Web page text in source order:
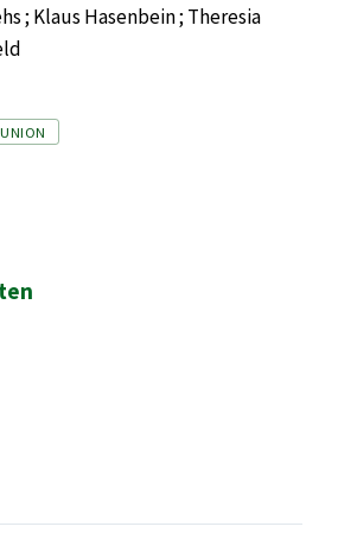
; Klaus Hasenbein ; Theresia